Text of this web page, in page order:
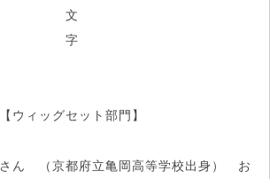
【ウィッグセット部門】
ん （京都府立亀岡高等学校出身） お